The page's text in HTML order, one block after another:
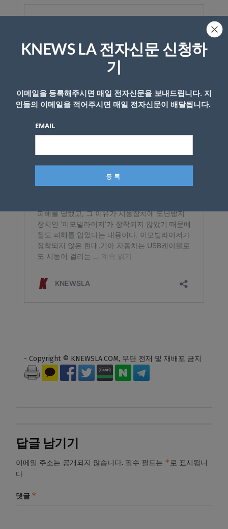
- Copyright © KNEWSLA.COM, 무단 전재 및 재배포 금지
답글 남기기
이메일 주소는 공개되지 않습니다. 필수 필드는 *로 표시됩니
다
댓글 *
KNEWS LA 전자신문 신청하
기
이메일을 등록해주시면 매일 전자신문을 보내드립니다. 지
인들의 이메일을 적어주시면 매일 전자신문이 배달됩니다.
EMAIL